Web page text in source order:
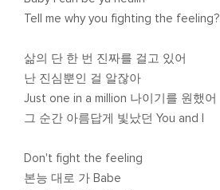
Tell me why you fighting the feeling?
삶의 단 한 번 진짜를 걸고 있어
난 진심뿐인 걸 알잖아
Just one in a million 나이기를 원했어
그 순간 아름답게 빛났던 You and I
Don't fight the feeling
본능 대로 가 Babe